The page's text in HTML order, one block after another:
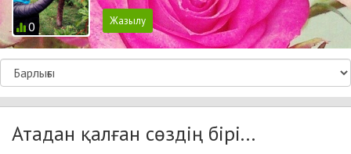
0
Атадан қалған сөздің бірі...